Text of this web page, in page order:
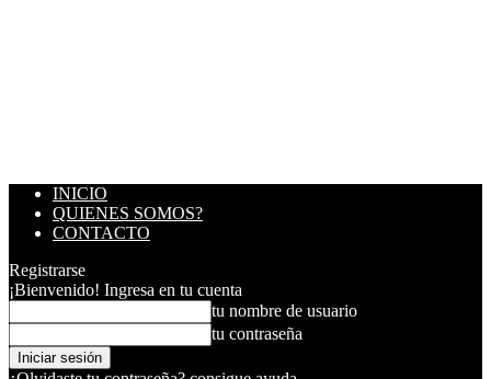
INICIO
QUIENES SOMOS?
CONTACTO
Registrarse
¡Bienvenido! Ingresa en tu cuenta
tu nombre de usuario
tu contraseña